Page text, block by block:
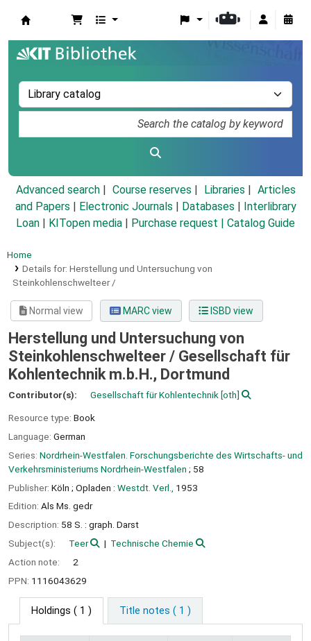
Advanced search Course reserves Libraries
Articles
and Papers
Electronic Journals Databases
Interlibrary
Loan
KITopen media Purchase request | Catalog Guide
Home
Details for: Herstellung und Untersuchung von
Steinkohlenschwelteer /
Normal view MARC view ISBD view
Herstellung und Untersuchung von
Steinkohlenschwelteer / Gesellschaft für
Kohlentechnik m.b.H., Dortmund
Contributor(s): Gesellschaft für Kohlentechnik [oth]
Resource type: Book
Language: German
Series: Nordrhein-Westfalen. Forschungsberichte des Wirtschafts- und
Verkehrsministeriums Nordrhein-Westfalen ; 58
Publisher: Köln ; Opladen : Westdt. Verl.,
1953
Edition: Als Ms. gedr
Description: 58 S. : graph. Darst
Subject(s):
Teer
Technische Chemie
Action note:
2
PPN: 1116043629
Holdings ( 1 ) Title notes ( 1 )